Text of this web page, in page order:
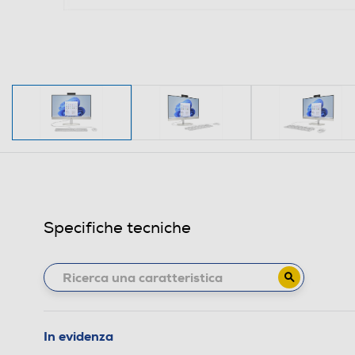
Specifiche tecniche
In evidenza